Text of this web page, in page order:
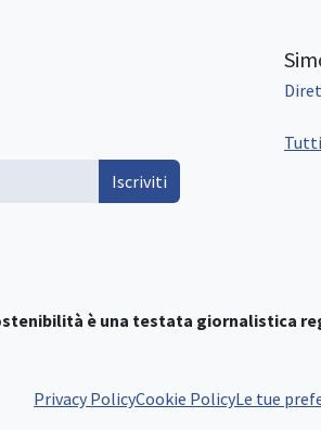
Iscriviti
è una testata giornalistica
Privacy PolicyCookie PolicyLe tue